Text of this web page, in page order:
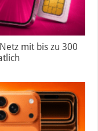
mit bis zu 300